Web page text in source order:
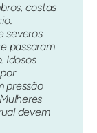
costas
severos
passaram
Idosos
pressão
devem